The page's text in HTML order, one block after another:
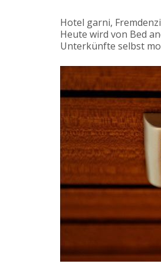
Hotel garni,
Heute wird von Bed
Unterkünfte selbst